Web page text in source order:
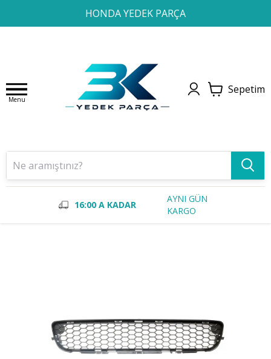
HONDA YEDEK PARÇA
1 2 3 4
Menu
Sepetim
16:00 A KADAR
AYNI GÜN
KARGO